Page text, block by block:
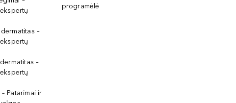
–
–
Patarimai ir
programėlė